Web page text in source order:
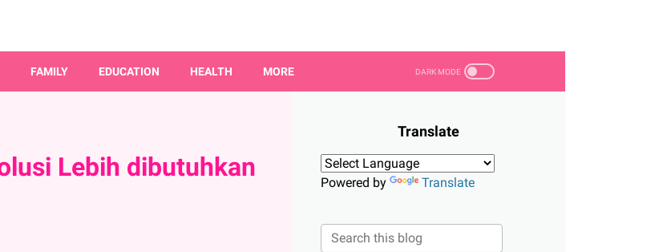
FAMILY EDUCATION HEALTH MORE
Lebih dibutuhkan
Translate
Powered by Translate